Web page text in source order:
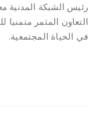
رئيس الشبكة المدنية
التعاون المثمر
في الحياة المجتمعية.